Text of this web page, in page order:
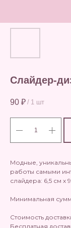
Cлайдер-
90 ₽ / 1 шт
Модные,
работы самыми
слайдера: 6,5 см х
Минимальная
Стоимость
Бесплатная